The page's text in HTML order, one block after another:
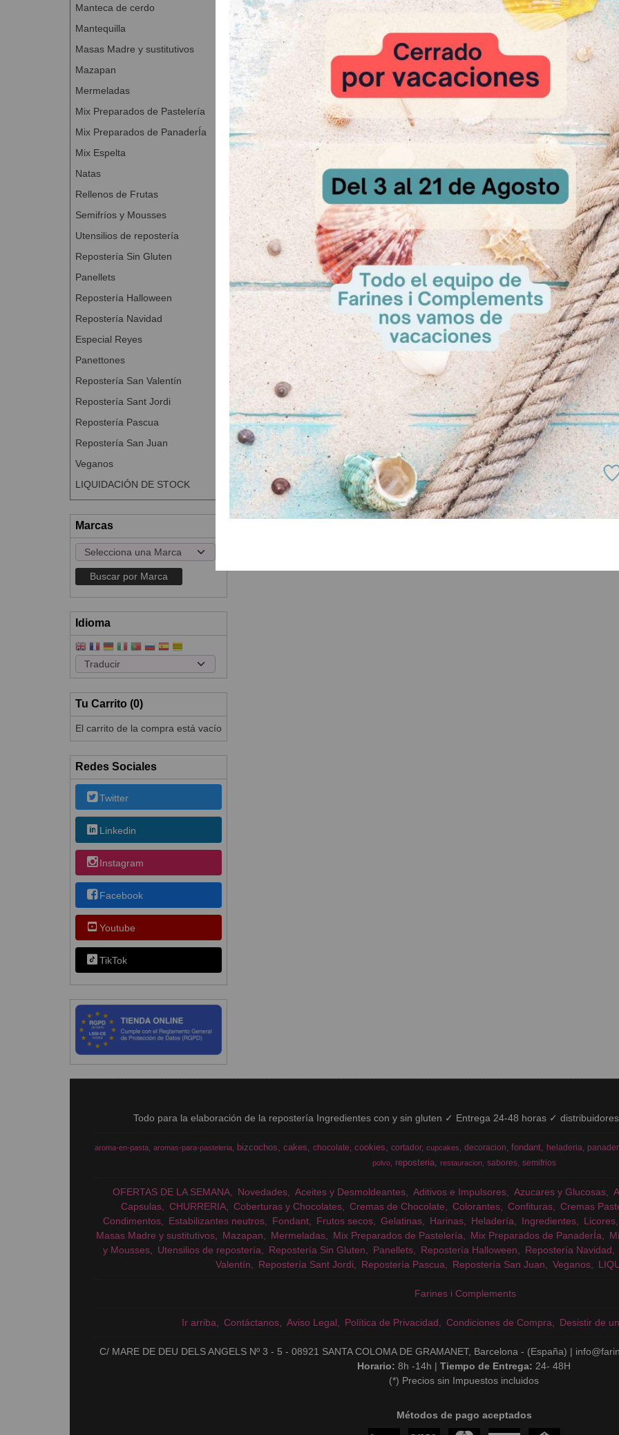
Manteca de cerdo
Mantequilla
Masas Madre y sustitutivos
Mazapan
Mermeladas
Mix Preparados de Pastelería
Mix Preparados de PanaderÍa
Mix Espelta
Natas
Rellenos de Frutas
Semifríos y Mousses
Utensilios de repostería
Repostería Sin Gluten
Panellets
Repostería Halloween
Repostería Navidad
Especial Reyes
Panettones
Repostería San Valentín
Repostería Sant Jordi
Repostería Pascua
Repostería San Juan
Veganos
LIQUIDACIÓN DE STOCK
Marcas
Idioma
Tu Carrito (0)
El carrito de la compra está vacío
Redes Sociales
Twitter
Linkedin
Instagram
Facebook
Youtube
TikTok
Dosificación: 5 gr. x 1000 gr.
Vegano | Sin gluten | "Clean label"
Presentación: Bote de 1 Kg.
Productos Relacionados
Caja para tartas 30cm
A Consultar
Fondant Blanco Líquido
A Consultar
Anís
A
Todo para la elaboración de la repostería Ingredientes con y sin gluten ✓ Entrega 24-48 horas ✓
aroma-en-pasta aromas-para-pasteleria bizcochos cakes chocolate cookies cortador cupcakes decoracion fondant heladeria
polvo
reposteria restauracion sabores semifrios
OFERTAS DE LA SEMANA Novedades Aceites y Desmoldeantes Aditivos e Impulsores Azucares y Glucosas
Capsulas
CHURRERIA Coberturas y Chocolates Cremas de Chocolate Colorantes Confituras Cremas
Condimentos
Estabilizantes neutros Fondant Frutos secos Gelatinas Harinas Heladería Ingredientes Licores
Masas Madre y sustitutivos
Mazapan Mermeladas Mix Preparados de Pastelería Mix Preparados de PanaderÍa
y Mousses
Utensilios de repostería Repostería Sin Gluten Panellets Repostería Halloween Repostería Navidad
Valentín
Repostería Sant Jordi Repostería Pascua Repostería San Juan Veganos
Farines i Complements
Ir arriba Contáctanos Aviso Legal Política de Privacidad Condiciones de Compra Desistir de
C/ MARE DE DEU DELS ANGELS Nº 3 - 5 - 08921 SANTA COLOMA DE GRAMANET, Barcelona - (España) |
Horario:8h -14h |Tiempo de Entrega: 24- 48H
(*) Precios sin Impuestos incluidos
Métodos de pago aceptados